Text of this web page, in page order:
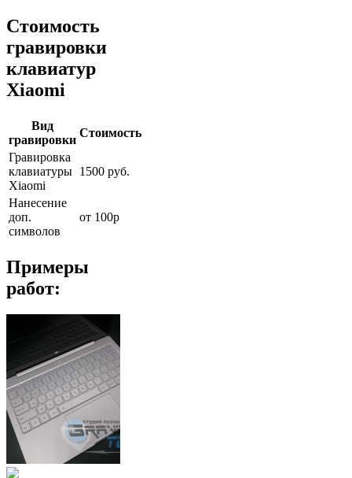
Стоимость
гравировки
клавиатур
Xiaomi
Вид
гравировки
Стоимость
Гравировка
клавиатуры
Xiaomi
1500 руб.
Нанесение
доп.
символов
от 100р
Примеры
работ: